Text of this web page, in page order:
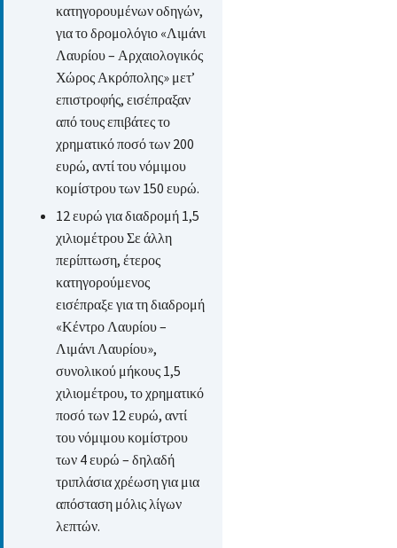
κατηγορουμένων οδηγών,
για το δρομολόγιο «Λιμάνι
Λαυρίου – Αρχαιολογικός
Χώρος Ακρόπολης» μετ’
επιστροφής, εισέπραξαν
από τους επιβάτες το
χρηματικό ποσό των 200
ευρώ, αντί του νόμιμου
κομίστρου των 150 ευρώ.
12 ευρώ για διαδρομή 1,5
χιλιομέτρου Σε άλλη
περίπτωση, έτερος
κατηγορούμενος
εισέπραξε για τη διαδρομή
«Κέντρο Λαυρίου –
Λιμάνι Λαυρίου»,
συνολικού μήκους 1,5
χιλιομέτρου, το χρηματικό
ποσό των 12 ευρώ, αντί
του νόμιμου κομίστρου
των 4 ευρώ – δηλαδή
τριπλάσια χρέωση για μια
απόσταση μόλις λίγων
λεπτών.